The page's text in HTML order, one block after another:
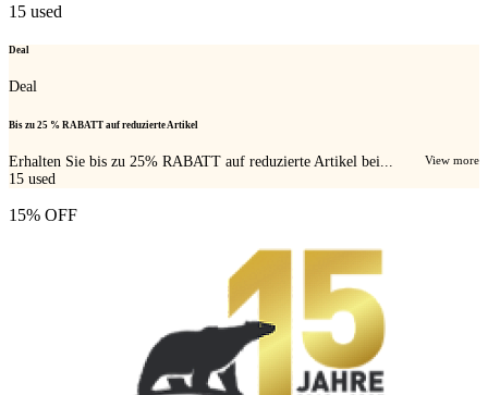
15 used
Deal
Deal
Bis zu 25 % RABATT auf reduzierte Artikel
Erhalten Sie bis zu 25% RABATT auf reduzierte Artikel bei... View more
15 used
15% OFF